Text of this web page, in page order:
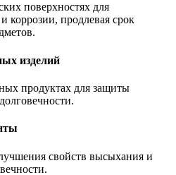
поверхностях для
коррозии, продлевая срок
изделий
продуктах для защиты
свойств высыхания и